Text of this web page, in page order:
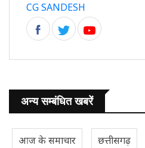
CG SANDESH
अन्य सम्बंधित खबरें
आज के समाचार छत्तीसगढ़